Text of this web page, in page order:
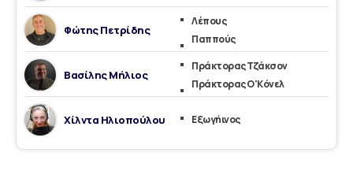
Φώτης Πετρίδης
Λέπους
Παππούς
Βασίλης Μήλιος
Πράκτορας Τζάκσον
Πράκτορας Ο'Κόνελ
Χίλντα Ηλιοπούλου Εξωγήινος